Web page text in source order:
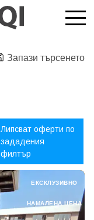
Запази търсенето
Липсват оферти по
зададения
филтър
ЕКСКЛУЗИВНО
НАМАЛЕНА ЦЕНА